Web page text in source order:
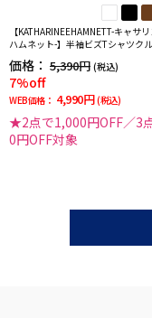
【KATHARINEEHAMNETT-キャサ
ハムネット-】半袖ビズTシャツクル
地春夏
価格： 5,390円 (税込)
7%off
WEB価格： 4,990円 (税込)
★2点で1,000円OFF／3
0円OFF対象